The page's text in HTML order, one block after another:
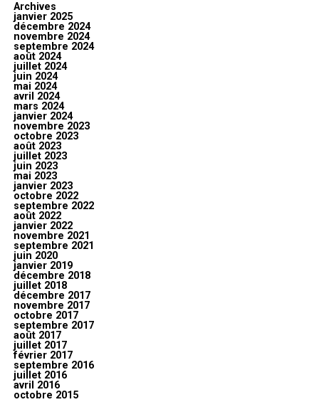
Archives
janvier 2025
décembre 2024
novembre 2024
septembre 2024
août 2024
juillet 2024
juin 2024
mai 2024
avril 2024
mars 2024
janvier 2024
novembre 2023
octobre 2023
août 2023
juillet 2023
juin 2023
mai 2023
janvier 2023
octobre 2022
septembre 2022
août 2022
janvier 2022
novembre 2021
septembre 2021
juin 2020
janvier 2019
décembre 2018
juillet 2018
décembre 2017
novembre 2017
octobre 2017
septembre 2017
août 2017
juillet 2017
février 2017
septembre 2016
juillet 2016
avril 2016
octobre 2015